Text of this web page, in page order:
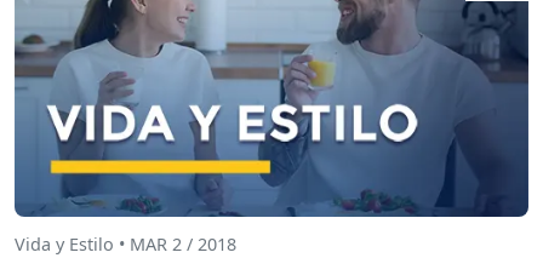
Vida y Estilo • MAR 2 / 2018